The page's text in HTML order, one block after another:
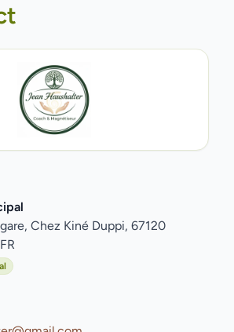
Chez Kiné Duppi, 67120